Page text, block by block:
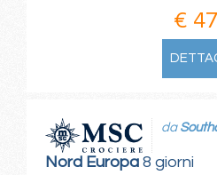
€
Nord Europa8 giorni
da